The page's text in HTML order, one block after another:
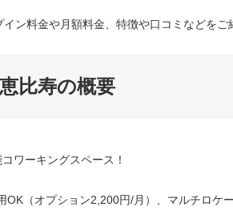
ン料金や月額料金、特徴や口コミなどをご
比寿の概要
ワーキングスペース！
OK（オプション2,200円/月）、マルチロケ